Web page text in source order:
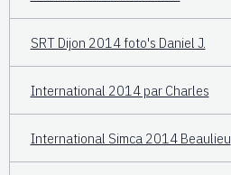
SRT Dijon 2014 foto's Daniel J.
International 2014 par Charles
International Simca 2014 Beaulieu